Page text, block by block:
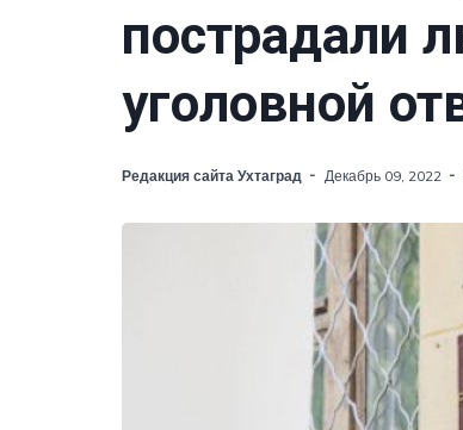
пострадали
уголовной
Редакция сайта Ухтаград Декабрь 09, 2022